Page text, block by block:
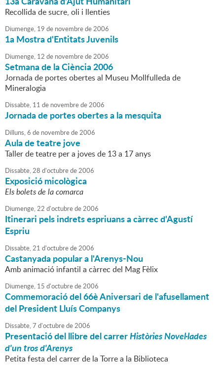
Recollida de sucre, oli i llenties
Diumenge, 19 de novembrede2006
1a Mostra d'Entitats Juvenils
Diumenge, 12 de novembrede2006
Setmana de la Ciència 2006
Jornada de portes obertes al Museu Mollfulleda de
Mineralogia
Dissabte, 11 de novembrede2006
Jornada de portes obertes a la mesquita
Dilluns,6 de novembrede2006
Aula de teatre jove
Taller de teatre per a joves de 13 a 17 anys
Dissabte,28 d'octubrede2006
Exposició micològica
Els bolets de la comarca
Diumenge,22 d'octubrede2006
Itinerari pels indrets espriuans a càrrec d'Agustí
Espriu
Dissabte,21 d'octubrede2006
Castanyada popular a l'Arenys-Nou
Amb animació infantil a càrrec del Mag Fèlix
Diumenge, 15 d'octubrede2006
Commemoració del 66è Aniversari de l'afusellament
del President Lluís Companys
Dissabte,7 d'octubrede2006
Presentació del llibre del carrerHistòries Novel·lades
d'un tros d'Arenys
Petita festa del carrer de la Torre a la Biblioteca